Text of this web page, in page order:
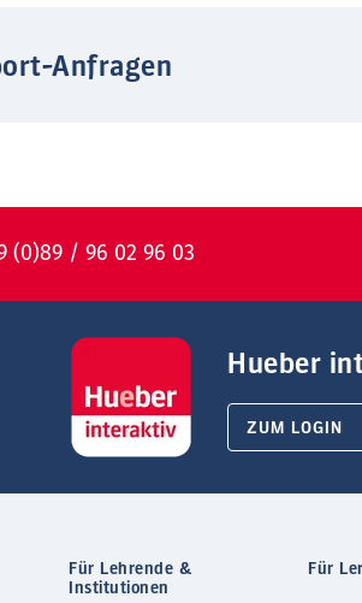
Anfragen
(0)89 / 96 02 96 03
Hueber
ZUM LOGIN
Für Lehrende &
Institutionen
Für